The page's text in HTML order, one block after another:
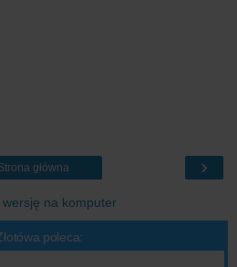
›
główna
na komputer
poleca: